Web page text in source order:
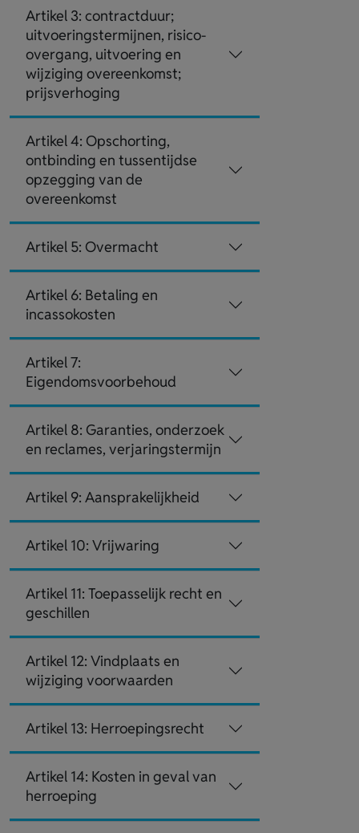
Artikel 3: contractduur;
uitvoeringstermijnen, risico-
overgang, uitvoering en
wijziging overeenkomst;
prijsverhoging
Artikel 4: Opschorting,
ontbinding en tussentijdse
opzegging van de
overeenkomst
Artikel 5: Overmacht
Artikel 6: Betaling en
incassokosten
Artikel 7:
Eigendomsvoorbehoud
Artikel 8: Garanties, onderzoek
en reclames, verjaringstermijn
Artikel 9: Aansprakelijkheid
Artikel 10: Vrijwaring
Artikel 11: Toepasselijk recht en
geschillen
Artikel 12: Vindplaats en
wijziging voorwaarden
Artikel 13: Herroepingsrecht
Artikel 14: Kosten in geval van
herroeping